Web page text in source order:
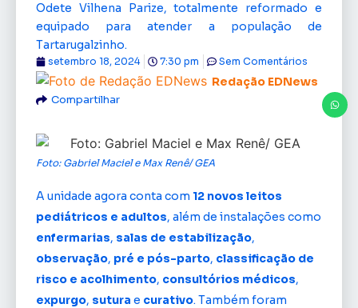
Odete Vilhena Parize, totalmente reformado e
equipado para atender a população de
Tartarugalzinho.
Redação EDNews
setembro 18, 2024 7:30 pm Sem Comentários
Compartilhar
Foto: Gabriel Maciel e Max Renê/ GEA
A unidade agora conta com 12 novos leitos
pediátricos e adultos, além de instalações como
enfermarias, salas de estabilização,
observação, pré e pós-parto, classificação de
risco e acolhimento, consultórios médicos,
expurgo, sutura e curativo. Também foram